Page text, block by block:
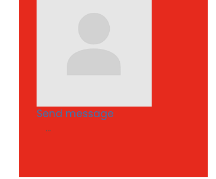
Send message
...